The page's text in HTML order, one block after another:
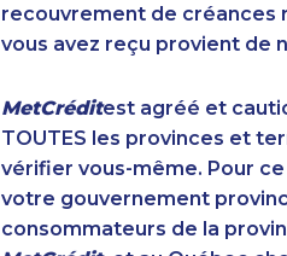
recouvrement de créances
vous avez reçu provient de
MetCréditest agréé et
TOUTES les provinces et
vérifier vous-même. Pour
votre gouvernement
consommateurs de la